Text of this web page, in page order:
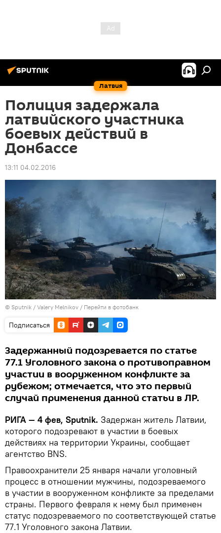
Латвия
Полиция задержала
латвийского участника
боевых действий в
Донбассе
13:11 04.02.2016
© Sputnik / Valery Melnikov / Перейти в фотобанк
Подписаться
Задержанный подозревается по статье
77.1 Уголовного закона о противоправном
участии в вооруженном конфликте за
рубежом; отмечается, что это первый
случай применения данной статьи в ЛР.
РИГА — 4 фев, Sputnik. Задержан житель Латвии,
которого подозревают в участии в боевых
действиях на территории Украины, сообщает
агентство BNS.
Правоохранители 25 января начали уголовный
процесс в отношении мужчины, подозреваемого
в участии в вооруженном конфликте за пределами
страны. Первого февраля к нему был применен
статус подозреваемого по соответствующей статье
77.1 Уголовного закона Латвии.